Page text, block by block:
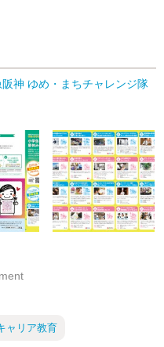
神 ゆめ・まちチャレンジ隊
ャリア教育